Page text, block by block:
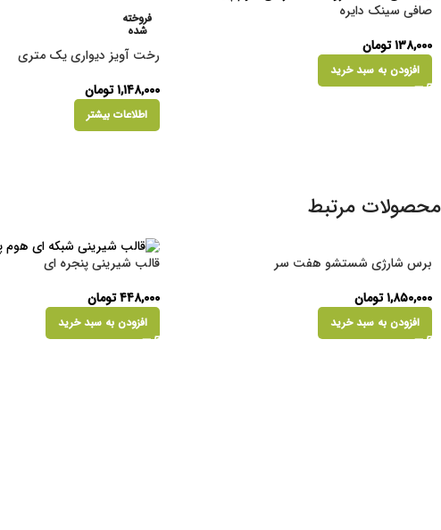
صافی سینک دایره
۱۳۸,۰۰۰تومان
افزودن به سبد خرید
فروخته
شده
رخت آویز دیواری یک متری
۱,۱۴۸,۰۰۰ تومان
اطلاعات بیشتر
محصولات مرتبط
برس شارژی شستشو هفت سر
۱,۸۵۰,۰۰۰تومان
افزودن به سبد خرید
قالب شیرینی پنجره ای
۴۴۸,۰۰۰ تومان
افزودن به سبد خرید